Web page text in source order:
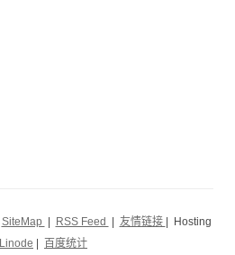
SiteMap RSS Feed 友情链接
| Hosting
Linode 百度统计